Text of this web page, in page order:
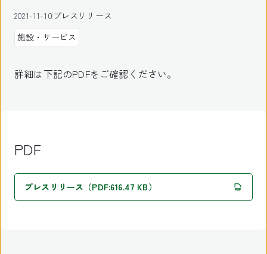
2021-11-10プレスリリース
施設・サービス
詳細は下記のPDFをご確認ください。
PDF
プレスリリース（PDF:616.47 KB）